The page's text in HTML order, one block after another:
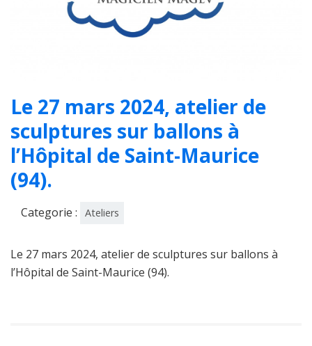
Le 27 mars 2024, atelier de
sculptures sur ballons à
l’Hôpital de Saint-Maurice
(94).
Categorie : Ateliers
Le 27 mars 2024, atelier de sculptures sur ballons à
l’Hôpital de Saint-Maurice (94).